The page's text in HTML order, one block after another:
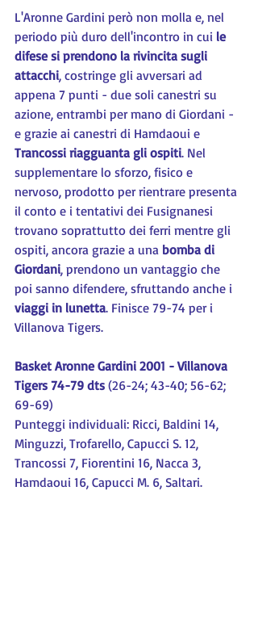
L'Aronne Gardini però non molla e, nel
periodo più duro dell'incontro in cui le
difese si prendono la rivincita sugli
attacchi, costringe gli avversari ad
appena 7 punti - due soli canestri su
azione, entrambi per mano di Giordani -
e grazie ai canestri di Hamdaoui e
Trancossi riagguanta gli ospiti. Nel
supplementare lo sforzo, fisico e
nervoso, prodotto per rientrare presenta
il conto e i tentativi dei Fusignanesi
trovano soprattutto dei ferri mentre gli
ospiti, ancora grazie a una bomba di
Giordani, prendono un vantaggio che
poi sanno difendere, sfruttando anche i
viaggi in lunetta. Finisce 79-74 per i
Villanova Tigers.
Basket Aronne Gardini 2001 - Villanova
Tigers 74-79 dts (26-24; 43-40; 56-62;
69-69)
Punteggi individuali: Ricci, Baldini 14,
Minguzzi, Trofarello, Capucci S. 12,
Trancossi 7, Fiorentini 16, Nacca 3,
Hamdaoui 16, Capucci M. 6, Saltari.